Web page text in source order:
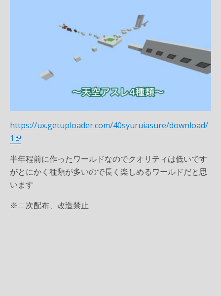
https://ux.getuploader.com/40syuruiasure/download/
1
半年程前に作ったワールドなのでクオリティは低いです
がとにかく種類が多いので長く楽しめるワールドだと思
います
※二次配布、改造禁止